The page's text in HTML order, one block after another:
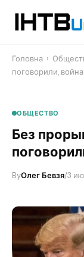
Головна ›
поговорили,
ОБЩЕСТВО
​Без
ByОлег Бевзя/3